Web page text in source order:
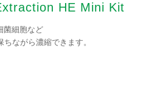
HE Mini Kit
菌細胞など
ながら濃縮できます。